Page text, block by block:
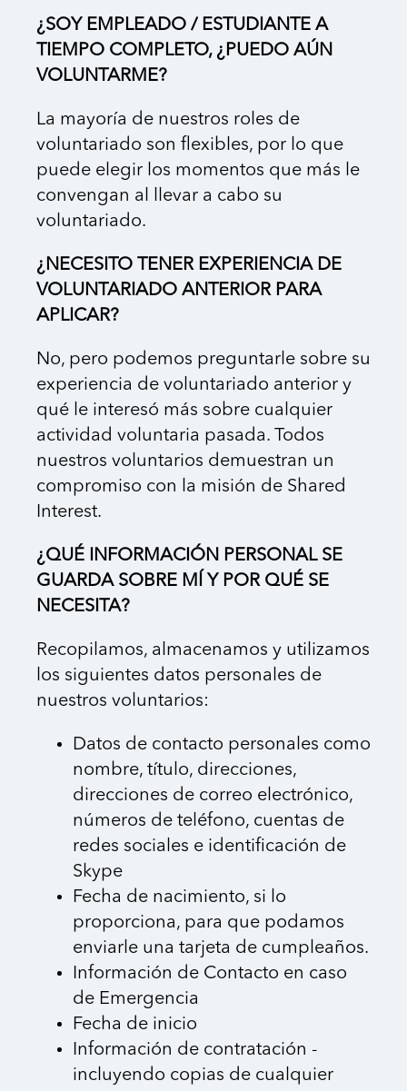
¿SOY EMPLEADO / ESTUDIANTE A
TIEMPO COMPLETO, ¿PUEDO AÚN
VOLUNTARME?
La mayoría de nuestros roles de
voluntariado son flexibles, por lo que
puede elegir los momentos que más le
convengan al llevar a cabo su
voluntariado.
¿NECESITO TENER EXPERIENCIA DE
VOLUNTARIADO ANTERIOR PARA
APLICAR?
No, pero podemos preguntarle sobre su
experiencia de voluntariado anterior y
qué le interesó más sobre cualquier
actividad voluntaria pasada. Todos
nuestros voluntarios demuestran un
compromiso con la misión de Shared
Interest.
¿QUÉ INFORMACIÓN PERSONAL SE
GUARDA SOBRE MÍ Y POR QUÉ SE
NECESITA?
Recopilamos, almacenamos y utilizamos
los siguientes datos personales de
nuestros voluntarios:
Datos de contacto personales como
nombre, título, direcciones,
direcciones de correo electrónico,
números de teléfono, cuentas de
redes sociales e identificación de
Skype
Fecha de nacimiento, si lo
proporciona, para que podamos
enviarle una tarjeta de cumpleaños.
Información de Contacto en caso
de Emergencia
Fecha de inicio
Información de contratación -
incluyendo copias de cualquier